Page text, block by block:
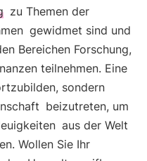
zu Themen der
gewidmet sind und
Bereichen Forschung,
teilnehmen. Eine
sondern
beizutreten, um
aus der Welt
Wollen Sie Ihr